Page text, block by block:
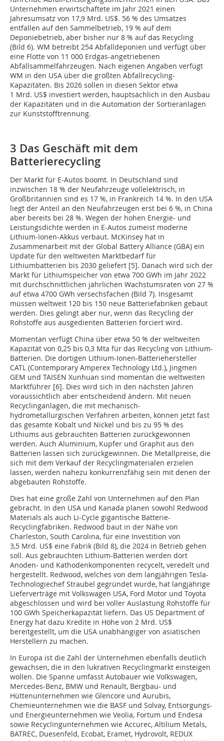
Unternehmen erwirtschaftete im Jahr 2021 einen
Jahresumsatz von 17,9 Mrd. US$. 56 % des Umsatzes
entfallen auf den Sammelbetrieb, 19 % auf dem
Deponiebetrieb, aber bisher nur 8 % auf das Recycling
(Bild 6). WM betreibt 254 Abfalldeponien und verfügt über
eine Flotte von 11 000 Erdgas-angetriebenen
Abfallsammelfahrzeugen. Nach eigenen Angaben verfügt
WM in den USA über die größten Abfallrecycling-
Kapazitäten. Bis 2026 sollen in diesen Sektor etwa
1 Mrd. US$ investiert werden, hauptsächlich in den Ausbau
der Kapazitäten und in die Automation der Sortieranlagen
zur Kunststofftrennung.
3 Das Geschäft mit dem
Batterierecycling
Der Markt für E-Autos boomt. In Deutschland sind
inzwischen 18 % der Neufahrzeuge vollelektrisch, in
Großbritannien sind es 17 %, in Frankreich 14 %. In den USA
liegt der Anteil an den Neufahrzeugen erst bei 6 %, in China
aber bereits bei 28 %. Wegen der hohen Energie- und
Leistungsdichte werden in E-Autos zumeist moderne
Lithium-Ionen-Akkus verbaut. McKinsey hat in
Zusammenarbeit mit der Global Battery Alliance (GBA) ein
Update für den weltweiten Marktbedarf für
Lithiumbatterien bis 2030 geliefert [5]. Danach wird sich der
Markt für Lithiumspeicher von etwa 700 GWh im Jahr 2022
mit durchschnittlichen jährlichen Wachstumsraten von 27 %
auf etwa 4700 GWh versechsfachen (Bild 7). Insgesamt
müssen weltweit 120 bis 150 neue Batteriefabriken gebaut
werden. Dies gelingt aber nur, wenn das Recycling der
Rohstoffe aus ausgedienten Batterien forciert wird.
Momentan verfügt China über etwa 50 % der weltweiten
Kapazität von 0,25 bis 0,3 Mta für das Recycling von Lithium-
Batterien. Die dortigen Lithium-Ionen-Batteriehersteller
CATL (Contemporary Amperex Technology Ltd.), Jingmen
GEM und TAISEN Xunhuan sind momentan die weltweiten
Marktführer [6]. Dies wird sich in den nächsten Jahren
voraussichtlich aber entscheidend ändern. Mit neuen
Recyclinganlagen, die mit mechanisch-
hydrometallurgischen Verfahren arbeiten, können jetzt fast
das gesamte Kobalt und Nickel und bis zu 95 % des
Lithiums aus gebrauchten Batterien zurückgewonnen
werden. Auch Aluminium, Kupfer und Graphit aus den
Batterien lassen sich zurückgewinnen. Die Metallpreise, die
sich mit dem Verkauf der Recyclingmaterialen erzielen
lassen, werden nahezu konkurrenzfähig sein mit denen der
abgebauten Rohstoffe.
Dies hat eine große Zahl von Unternehmen auf den Plan
gebracht. In den USA und Kanada planen sowohl Redwood
Materials als auch Li-Cycle gigantische Batterie-
Recyclingfabriken. Redwood baut in der Nähe von
Charleston, South Carolina, für eine Investition von
3,5 Mrd. US$ eine Fabrik (Bild 8), die 2024 in Betrieb gehen
soll. Aus gebrauchten Lithium-Batterien werden dort
Anoden- und Kathodenkomponenten recycelt, veredelt und
hergestellt. Redwood, welches von dem langjährigen Tesla-
Technologiechef Straubel gegründet wurde, hat langjährige
Lieferverträge mit Volkswagen USA, Ford Motor und Toyota
abgeschlossen und wird bei voller Auslastung Rohstoffe für
100 GWh Speicherkapazität liefern. Das US Department of
Energy hat dazu Kredite in Höhe von 2 Mrd. US$
bereitgestellt, um die USA unabhängiger von asiatischen
Herstellern zu machen.
In Europa ist die Zahl der Unternehmen ebenfalls deutlich
gewachsen, die in den lukrativen Recyclingmarkt einsteigen
wollen. Die Spanne umfasst Autobauer wie Volkswagen,
Mercedes-Benz, BMW und Renault, Bergbau- und
Hüttenunternehmen wie Glencore und Aurubis,
Chemieunternehmen wie die BASF und Solvay, Entsorgungs-
und Energieunternehmen wie Veolia, Fortum und Endesa
sowie Recyclingunternehmen wie Accurec, Altilium Metals,
BATREC, Duesenfeld, Ecobat, Eramet, Hydrovolt, REDUX